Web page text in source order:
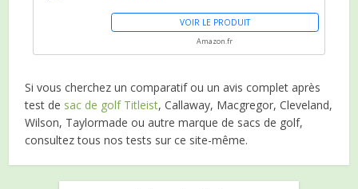
VOIR LE PRODUIT
Amazon.fr
Si vous cherchez un comparatif ou un avis complet après
test de sac de golf Titleist, Callaway, Macgregor, Cleveland,
Wilson, Taylormade ou autre marque de sacs de golf,
consultez tous nos tests sur ce site-même.